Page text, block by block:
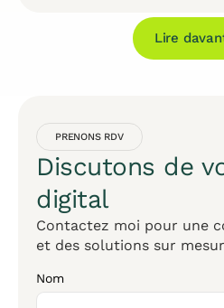
Lire
PRENONS RDV
Discutons de
digital
Contactez moi pour une
et des solutions sur
Nom